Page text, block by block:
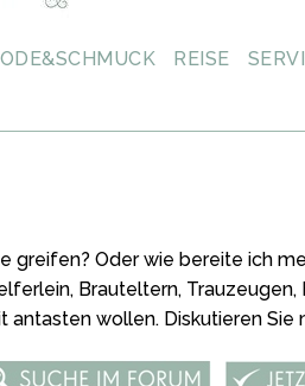
REISE
greifen? Oder wie bereite ich
Brauteltern,
antasten wollen. Diskutieren Sie